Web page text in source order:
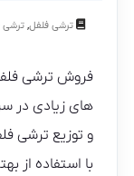
ترشی فلفل,ترشی
فروش ترشی
های زیادی در
و توزیع ترشی
با استفاده از